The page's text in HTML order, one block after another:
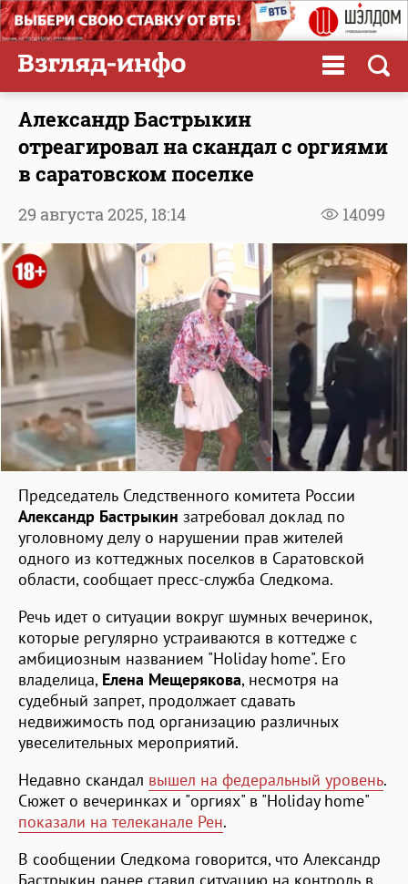
Александр Бастрыкин
отреагировал на скандал с оргиями
в саратовском поселке
14099
29 августа 2025, 18:14
Председатель Следственного комитета России
Александр Бастрыкин затребовал доклад по
уголовному делу о нарушении прав жителей
одного из коттеджных поселков в Саратовской
области, сообщает пресс-служба Следкома.
Речь идет о ситуации вокруг шумных вечеринок,
которые регулярно устраиваются в коттедже с
амбициозным названием "Holiday home". Его
владелица, Елена Мещерякова, несмотря на
судебный запрет, продолжает сдавать
недвижимость под организацию различных
увеселительных мероприятий.
Недавно скандал вышел на федеральный уровень.
Сюжет о вечеринках и "оргиях" в "Holiday home"
показали на телеканале Рен.
В сообщении Следкома говорится, что Александр
Бастрыкин ранее ставил ситуацию на контроль в